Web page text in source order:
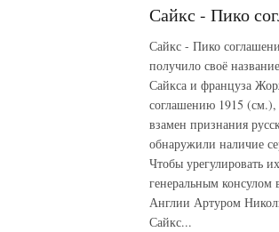
Сайкс - Пико
Сайкс - Пико
получило своё
Сайкса и француза
соглашению 1915 (см.),
взамен признания
обнаружили наличие
Чтобы урегулировать
генеральным
Англии Артуром
Сайкс...